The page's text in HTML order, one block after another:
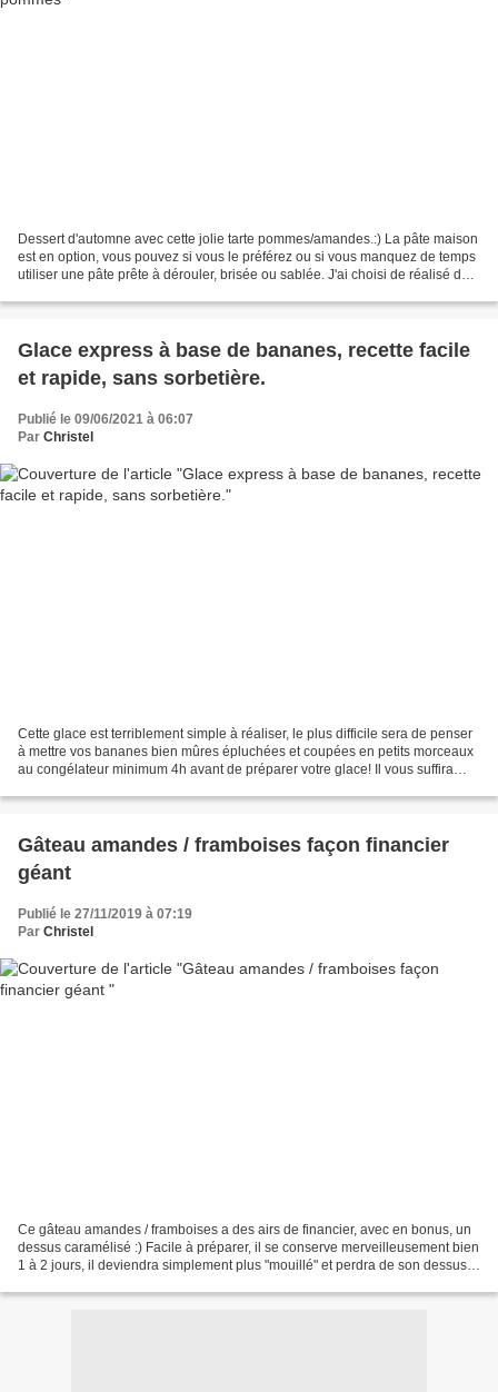
Dessert d'automne avec cette jolie tarte pommes/amandes.:) La pâte maison
est en option, vous pouvez si vous le préférez ou si vous manquez de temps
utiliser une pâte prête à dérouler, brisée ou sablée. J'ai choisi de réalisé de
Glace express à base de bananes, recette facile
et rapide, sans sorbetière.
Publié le 09/06/2021 à 06:07
Par Christel
Cette glace est terriblement simple à réaliser, le plus difficile sera de penser
à mettre vos bananes bien mûres épluchées et coupées en petits morceaux
au congélateur minimum 4h avant de préparer votre glace! Il vous suffira
Gâteau amandes / framboises façon financier
géant
Publié le 27/11/2019 à 07:19
Par Christel
Ce gâteau amandes / framboises a des airs de financier, avec en bonus, un
dessus caramélisé :) Facile à préparer, il se conserve merveilleusement bien
1 à 2 jours, il deviendra simplement plus "mouillé" et perdra de son dessus